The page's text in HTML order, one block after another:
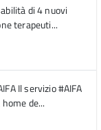
di 4 nuovi
terapeuti...
Il servizio #AIFA
de...